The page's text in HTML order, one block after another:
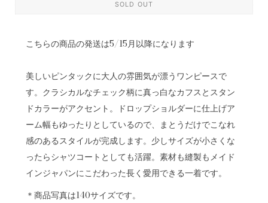
SOLD OUT
こちらの商品の発送は5/15月以降になります
美しいピンタックに大人の雰囲気が漂うワンピースで
す。クラシカルなチェック柄に真っ白なカフスとスタン
ドカラーがアクセント。ドロップショルダーに仕上げア
ーム幅もゆったりとしているので、まとうだけでこなれ
感のあるスタイルが完成します。少しサイズが小さくな
ったらシャツコートとしても活躍。素材も縫製もメイド
インジャパンにこだわった長く愛用できる一着です。
＊商品写真は140サイズです。